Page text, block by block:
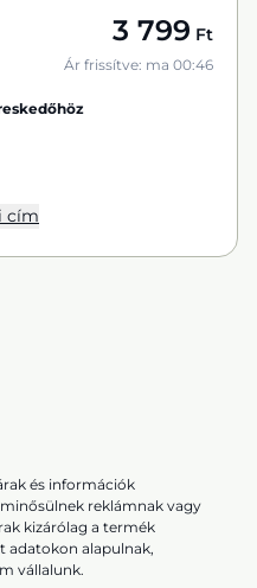
3 799 Ft
Ár frissítve: ma 00:46
cím
és információk
reklámnak vagy
kizárólag a termék
adatokon alapulnak,
vállalunk.